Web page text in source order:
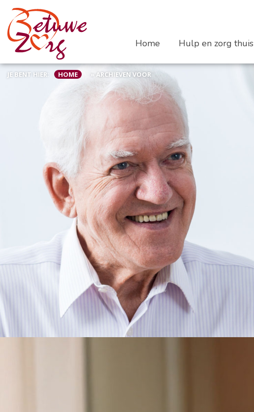
Home Hulp en zorg thuis
JE BENT HIER: HOME » ARCHIEVEN VOOR